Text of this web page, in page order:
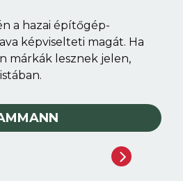
a hazai építőgép-
képviselteti magát. Ha
márkák lesznek jelen,